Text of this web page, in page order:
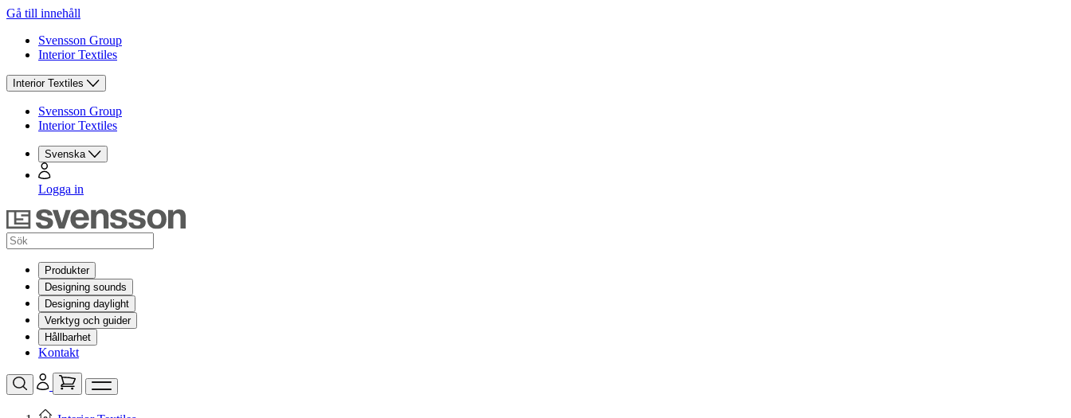
Gå till innehåll
Svensson Group
Interior Textiles
Interior Textiles
Svensson Group
Interior Textiles
Svenska
Logga in
Produkter
Designing sounds
Designing daylight
Verktyg och guider
Hållbarhet
Kontakt